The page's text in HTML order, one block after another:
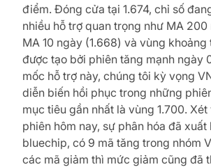
điểm. Đóng cửa tại 1.674, chỉ số
nhiều hỗ trợ quan trọng như MA 200
MA 10 ngày (1.668) và vùng khoảng
được tạo bởi phiên tăng mạnh ngày
mốc hỗ trợ này, chúng tôi kỳ vọng
diễn biến hồi phục trong những
mục tiêu gần nhất là vùng 1.700.
phiên hôm nay, sự phân hóa đã xuất
bluechip, có 9 mã tăng trong nhóm
các mã giảm thì mức giảm cũng đã